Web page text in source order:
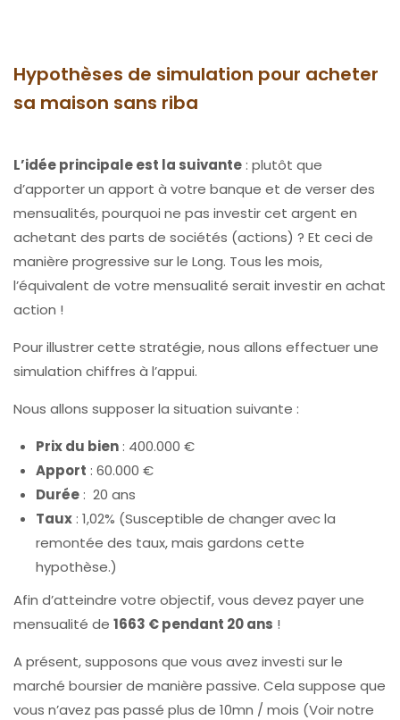
Hypothèses de simulation pour acheter
sa maison sans riba
L’idée principale est la suivante : plutôt que
d’apporter un apport à votre banque et de verser des
mensualités, pourquoi ne pas investir cet argent en
achetant des parts de sociétés (actions) ? Et ceci de
manière progressive sur le Long. Tous les mois,
l’équivalent de votre mensualité serait investir en achat
action !
Pour illustrer cette stratégie, nous allons effectuer une
simulation chiffres à l’appui.
Nous allons supposer la situation suivante :
Prix du bien : 400.000 €
Apport : 60.000 €
Durée : 20 ans
Taux : 1,02% (Susceptible de changer avec la
remontée des taux, mais gardons cette
hypothèse.)
Afin d’atteindre votre objectif, vous devez payer une
mensualité de 1663 € pendant 20 ans !
A présent, supposons que vous avez investi sur le
marché boursier de manière passive. Cela suppose que
vous n’avez pas passé plus de 10mn / mois (Voir notre